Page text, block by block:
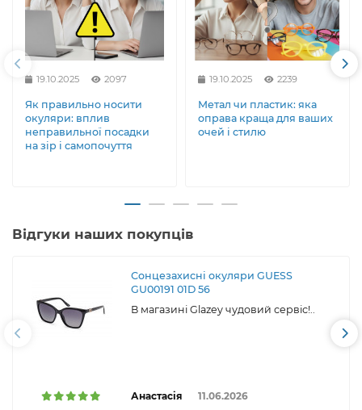
19.10.2025 2097
Як правильно носити
окуляри: вплив
неправильної посадки
на зір і самопочуття
19.10.2025 2239
Метал чи пластик: яка
оправа краща для ваших
очей і стилю
Відгуки наших покупців
Сонцезахисні окуляри GUESS
GU00191 01D 56
В магазині Glazey чудовий сервіс!..
Анастасія 11.06.2026